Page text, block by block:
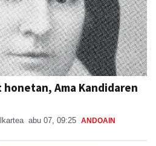
Ama Kandidaren
abu 07, 09:25 ANDOAIN